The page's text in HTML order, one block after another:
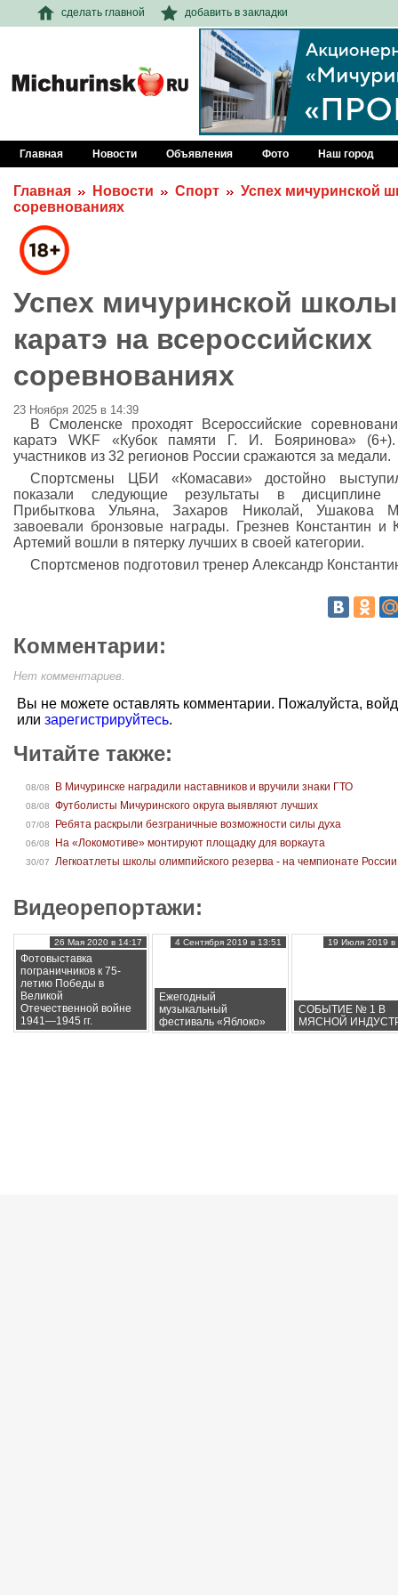
сделать главной добавить в закладки
Главная Новости Объявления Фото Наш город
Главная Новости Спорт
Успех мичуринской
соревнованиях
Успех мичуринской школы
каратэ на всероссийских
соревнованиях
23 Ноября 2025 в 14:39
В Смоленске проходят Всероссийские
каратэ WKF «Кубок памяти Г. И. Бояринова»
участников из 32 регионов России сражаются за медали.
Спортсмены ЦБИ «Комасави» достойно
показали следующие результаты в дисциплине
Прибыткова Ульяна, Захаров Николай, Ушакова
завоевали бронзовые награды. Грезнев Константин и
Артемий вошли в пятерку лучших в своей категории.
Спортсменов подготовил тренер Александр
Комментарии:
Нет комментариев.
Вы не можете оставлять комментарии. Пожалуйста,
или зарегистрируйтесь.
Читайте также:
08/08 В Мичуринске наградили наставников и вручили знаки ГТО
08/08 Футболисты Мичуринского округа выявляют лучших
07/08 Ребята раскрыли безграничные возможности силы духа
06/08 На «Локомотиве» монтируют площадку для воркаута
30/07 Легкоатлеты школы олимпийского резерва - на чемпионате России
Видеорепортажи:
Фотовыставка
пограничников к 75-
летию Победы в
Великой
Отечественной войне
1941—1945 гг.
26 Мая 2020 в 14:17
Ежегодный
музыкальный
фестиваль «Яблоко»
4 Сентября 2019 в 13:51
СОБЫТИЕ № 1 В
МЯСНОЙ
19 Июля 2019 в